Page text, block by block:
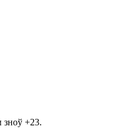
зноў +23.